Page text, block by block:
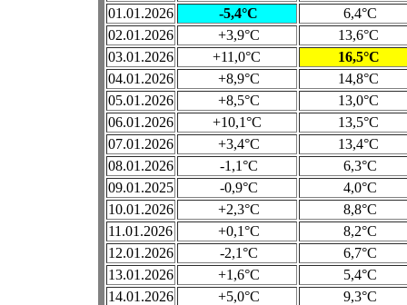
01.01.2026
-5,4°C
6,4°C
02.01.2026
+3,9°C
13,6°C
03.01.2026
+11,0°C
16,5°C
04.01.2026
+8,9°C
14,8°C
05.01.2026
+8,5°C
13,0°C
06.01.2026
+10,1°C
13,5°C
07.01.2026
+3,4°C
13,4°C
08.01.2026
-1,1°C
6,3°C
09.01.2025
-0,9°C
4,0°C
10.01.2026
+2,3°C
8,8°C
11.01.2026
+0,1°C
8,2°C
12.01.2026
-2,1°C
6,7°C
13.01.2026
+1,6°C
5,4°C
14.01.2026
+5,0°C
9,3°C